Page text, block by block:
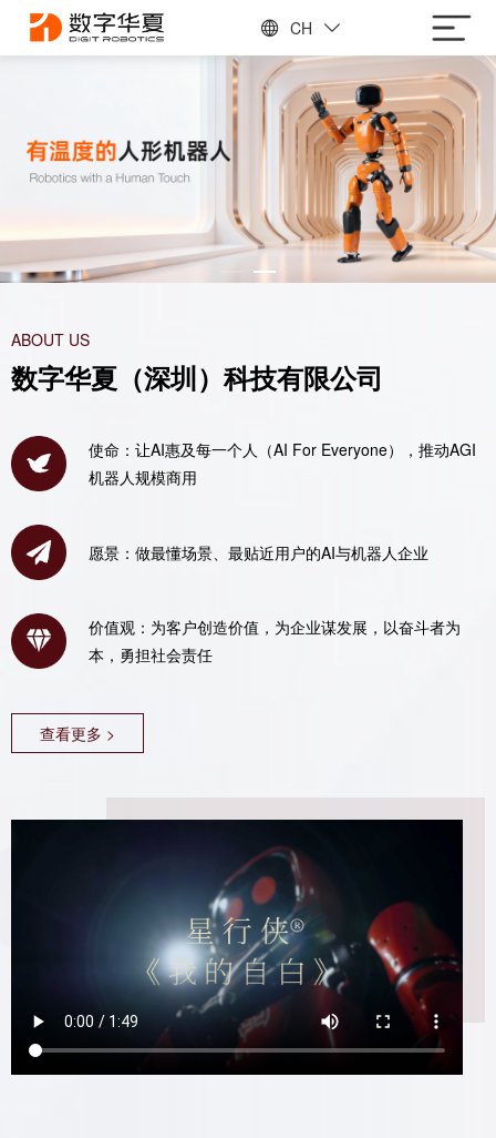
CH
ABOUT US
数字华夏（深圳）科技有限公司
使命：让AI惠及每一个人（AI For Everyone），推动AGI
机器人规模商用
愿景：做最懂场景、最贴近用户的AI与机器人企业
价值观：为客户创造价值，为企业谋发展，以奋斗者为
本，勇担社会责任
查看更多 >